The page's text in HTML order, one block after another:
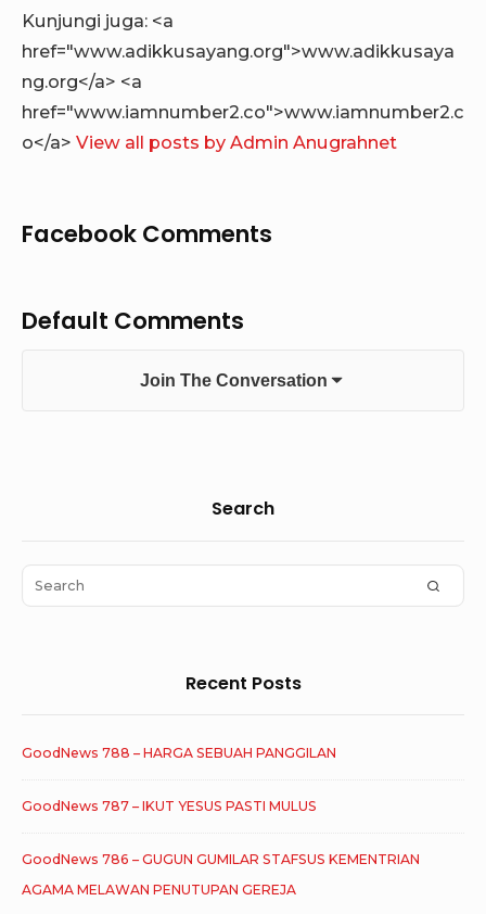
Kunjungi juga: <a
href="www.adikkusayang.org">www.adikkusaya
ng.org</a> <a
href="www.iamnumber2.co">www.iamnumber2.c
o</a> View all posts by Admin Anugrahnet
Facebook Comments
Default Comments
Join The Conversation
Area
Search
Search
for:
Recent Posts
GoodNews 788 – HARGA SEBUAH PANGGILAN
GoodNews 787 – IKUT YESUS PASTI MULUS
GoodNews 786 – GUGUN GUMILAR STAFSUS KEMENTRIAN
AGAMA MELAWAN PENUTUPAN GEREJA